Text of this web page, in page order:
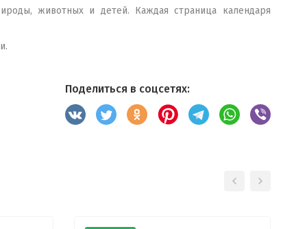
животных и детей. Каждая страница календаря
Поделиться в соцсетях: